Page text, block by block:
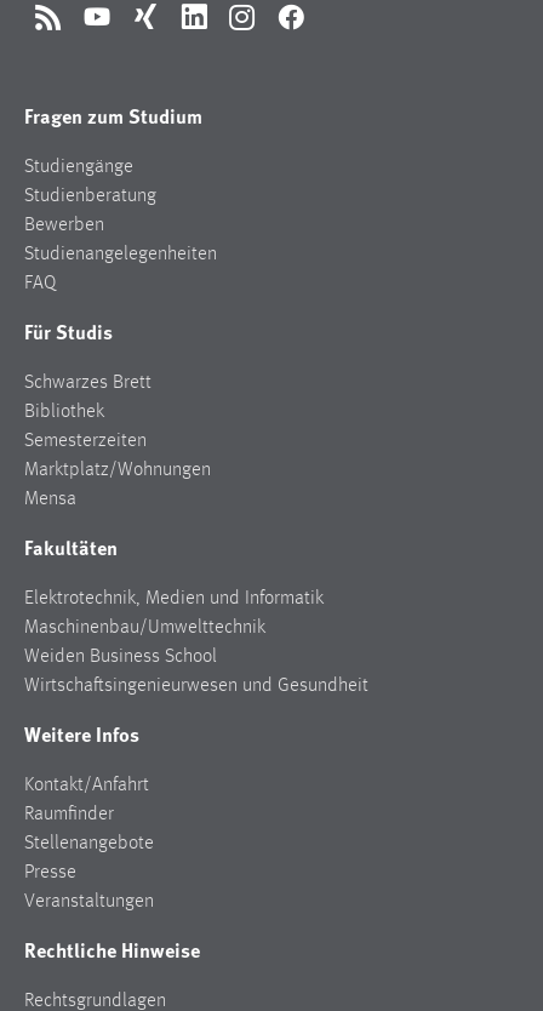
RSS YouTubeXing LinkedInInstagramFacebook
Fragen zum Studium
Studiengänge
Studienberatung
Bewerben
Studienangelegenheiten
FAQ
Für Studis
Schwarzes Brett
Bibliothek
Semesterzeiten
Marktplatz/Wohnungen
Mensa
Fakultäten
Elektrotechnik, Medien und Informatik
Maschinenbau/Umwelttechnik
Weiden Business School
Wirtschaftsingenieurwesen und Gesundheit
Weitere Infos
Kontakt/Anfahrt
Raumfinder
Stellenangebote
Presse
Veranstaltungen
Rechtliche Hinweise
Rechtsgrundlagen